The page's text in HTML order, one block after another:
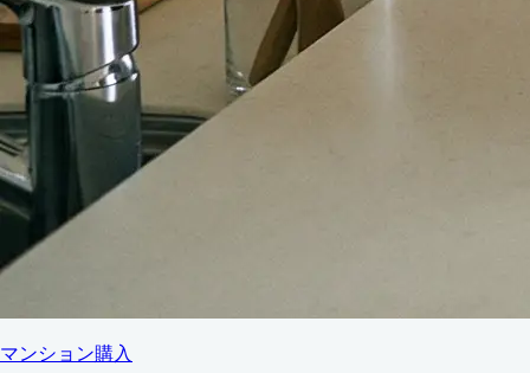
マンション購入